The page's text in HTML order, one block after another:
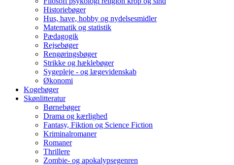
Historiebøger
Hus, have, hobby og nydelsesmidler
Matematik og statistik
Pædagogik
Rejsebøger
Rengøringsbøger
Strikke og hæklebøger
Sygepleje - og lægevidenskab
Økonomi
Kogebøger
Skønlitteratur
Børnebøger
Drama og kærlighed
Fantasy, Fiktion og Science Fiction
Kriminalromaner
Romaner
Thrillere
Zombie- og apokalypsegenren